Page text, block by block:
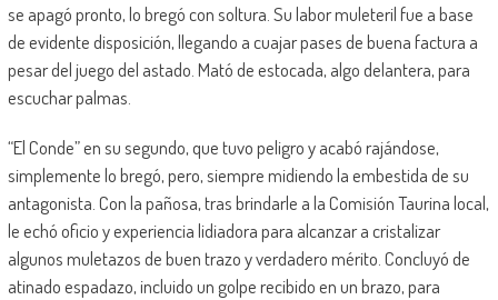
se apagó pronto, lo bregó con soltura. Su labor muleteril fue a base
de evidente disposición, llegando a cuajar pases de buena factura a
pesar del juego del astado. Mató de estocada, algo delantera, para
escuchar palmas.
“El Conde” en su segundo, que tuvo peligro y acabó rajándose,
simplemente lo bregó, pero, siempre midiendo la embestida de su
antagonista. Con la pañosa, tras brindarle a la Comisión Taurina local,
le echó oficio y experiencia lidiadora para alcanzar a cristalizar
algunos muletazos de buen trazo y verdadero mérito. Concluyó de
atinado espadazo, incluido un golpe recibido en un brazo, para